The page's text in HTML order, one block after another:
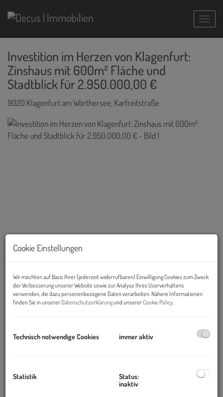
Investition im Herzen von Klagenfurt:
Zinshaus mit 600m² Fläche und
Stadtblick für 2.950.000,00 €
9020 Klagenfurt am Wörthersee, Karfreitstraße
Zur Verkauf gelangt ein stilvoller Altbau in der Innenstadt von
Cookie Einstellungen
Wir möchten auf Basis Ihrer (jederzeit widerrufbaren) Einwilligung Cookies zum Zweck
der Verbesserung unserer Website sowie zur Analyse Ihres Userverhaltens
verwenden, die dazu personenbezogene Daten verarbeiten. Nähere Informationen
finden Sie in unserer Datenschutzerklärungund unsererCookie Policy
Technisch notwendige Cookies immer aktiv
Statistik
Status:
inaktiv